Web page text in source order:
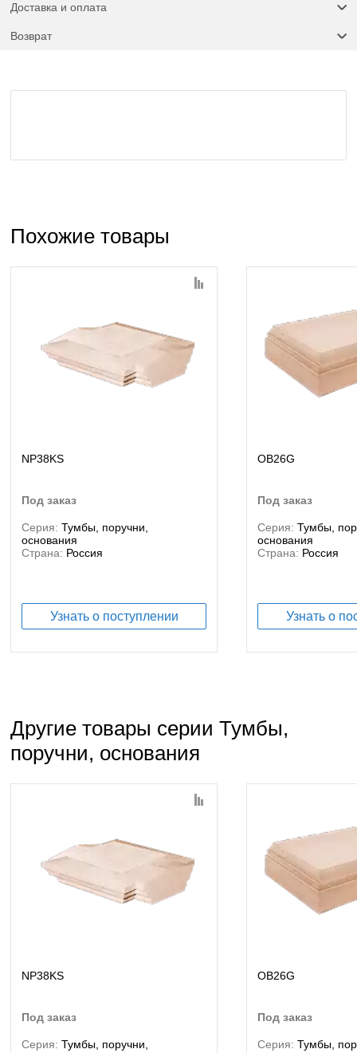
Доставка и оплата
Возврат
Похожие товары
NP38KS
под заказ
Серия: Тумбы, поручни,
основания
Страна: Россия
Узнать о поступлении
OB26G
под заказ
Серия: Тумбы,
основания
Страна: Россия
Узнать о
Другие товары серии Тумбы,
поручни, основания
NP38KS
под заказ
Серия: Тумбы, поручни,
OB26G
под заказ
Серия: Тумбы,